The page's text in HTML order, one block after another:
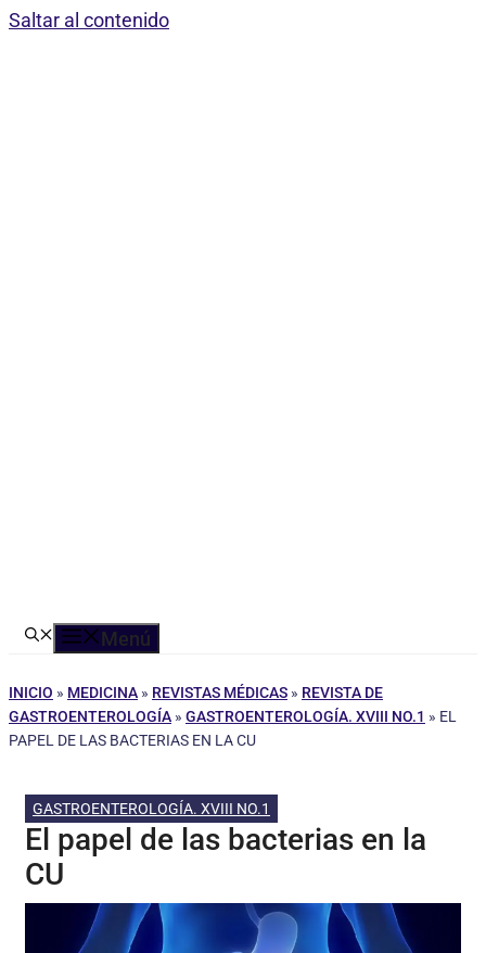
Saltar al contenido
Menú
INICIO » MEDICINA » REVISTAS MÉDICAS » REVISTA DE
GASTROENTEROLOGÍA » GASTROENTEROLOGÍA. XVIII NO.1 » EL
PAPEL DE LAS BACTERIAS EN LA CU
GASTROENTEROLOGÍA. XVIII NO.1
El papel de las bacterias en la
CU